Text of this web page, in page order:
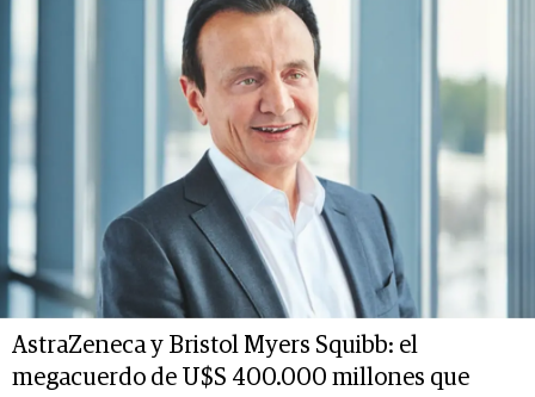
AstraZeneca y Bristol Myers Squibb: el
megacuerdo de U$S 400.000 millones que